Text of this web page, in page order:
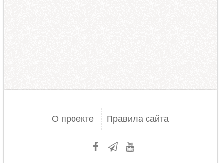
О проекте Правила сайта